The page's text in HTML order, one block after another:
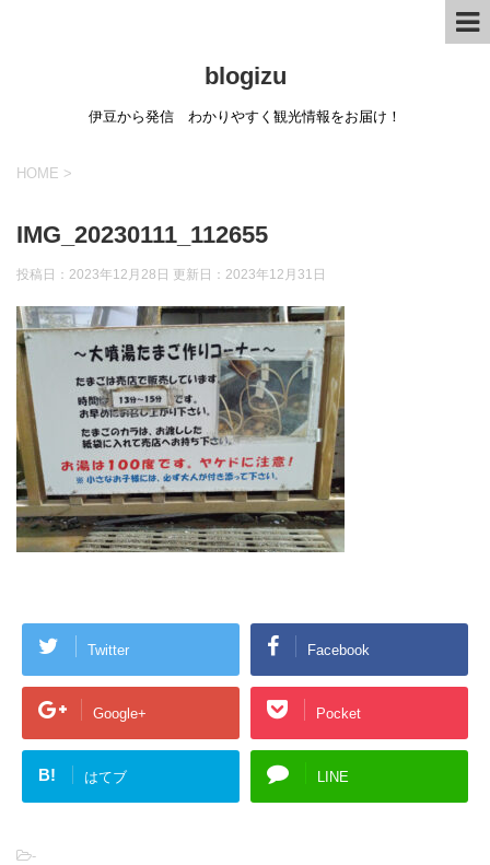
blogizu
伊豆から発信 わかりやすく観光情報をお届け！
HOME >
IMG_20230111_112655
投稿日：2023年12月28日 更新日： 2023年12月31日
Twitter Facebook
Google+ Pocket
B! はてブ LINE
-